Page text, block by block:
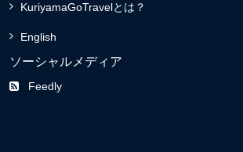
KuriyamaGoTravelとは？
English
ソーシャルメディア
Feedly